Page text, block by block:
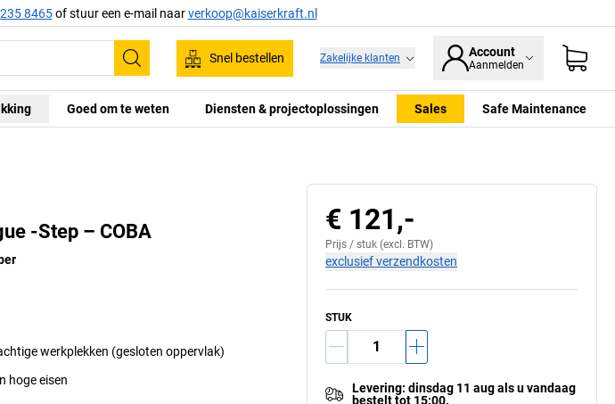
8465of stuur een e-mail naarverkoop@kaiserkraft.nl
Zoeken
Snel bestellen Zakelijke klanten Account
Aanmelden
Goed om te weten Diensten & projectoplossingen Sales Safe Maintenance
-Step – COBA
werkplekken (gesloten oppervlak)
hoge eisen
€ 121,-
Prijs / stuk (excl. BTW)
exclusief verzendkosten
STUK
Levering: dinsdag 11 augals uvandaag
bestelt tot 15:00.